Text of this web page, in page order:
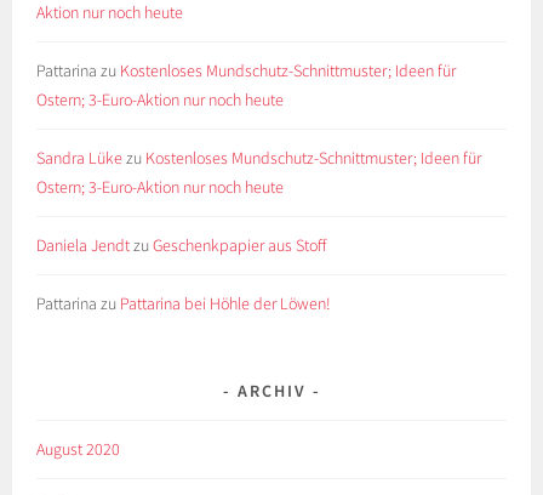
Aktion nur noch heute
Pattarina zu Kostenloses Mundschutz-Schnittmuster; Ideen für
Ostern; 3-Euro-Aktion nur noch heute
Sandra Lükezu Kostenloses Mundschutz-Schnittmuster; Ideen für
Ostern; 3-Euro-Aktion nur noch heute
Daniela JendtzuGeschenkpapier aus Stoff
Pattarina zu Pattarina bei Höhle der Löwen!
ARCHIV
August 2020